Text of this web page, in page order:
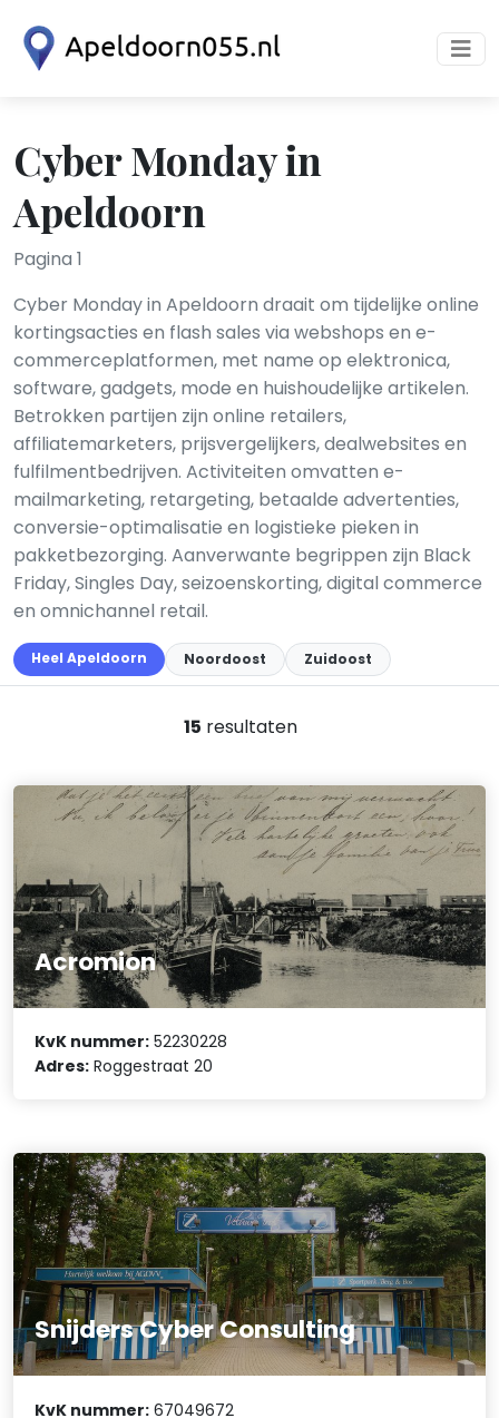
Cyber Monday in
Apeldoorn
Pagina 1
Cyber Monday in Apeldoorn draait om tijdelijke online
kortingsacties en flash sales via webshops en e-
commerceplatformen, met name op elektronica,
software, gadgets, mode en huishoudelijke artikelen.
Betrokken partijen zijn online retailers,
affiliatemarketers, prijsvergelijkers, dealwebsites en
fulfilmentbedrijven. Activiteiten omvatten e-
mailmarketing, retargeting, betaalde advertenties,
conversie-optimalisatie en logistieke pieken in
pakketbezorging. Aanverwante begrippen zijn Black
Friday, Singles Day, seizoenskorting, digital commerce
en omnichannel retail.
Heel Apeldoorn Noordoost Zuidoost
15 resultaten
Acromion
KvK nummer: 52230228
Adres: Roggestraat 20
Snijders Cyber Consulting
KvK nummer: 67049672